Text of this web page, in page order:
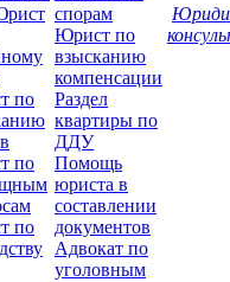
по
по
по
спорам
Юрист по
взысканию
компенсации
Раздел
квартиры по
ДДУ
Помощь
юриста в
составлении
документов
Адвокат по
уголовным